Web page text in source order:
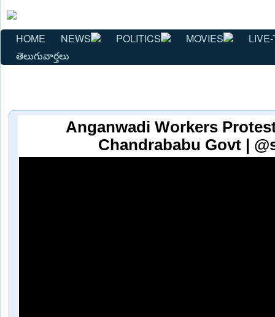
HOME NEWS POLITICS MOVIES
తెలుగువార్తలు
Anganwadi Workers
Chandrababu Govt |